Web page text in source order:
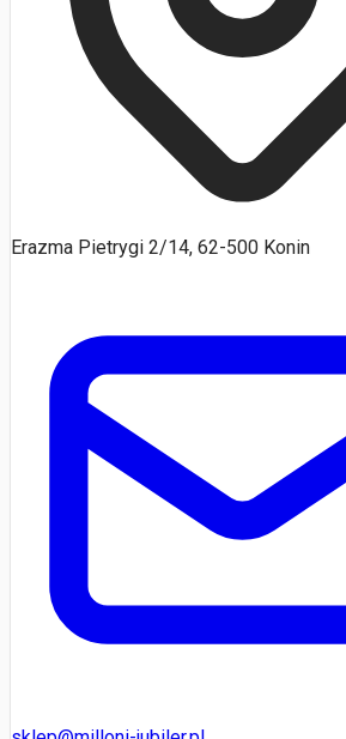
Erazma Pietrygi 2/14, 62-500 Konin